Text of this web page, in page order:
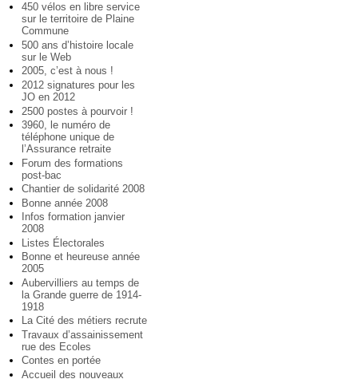
450 vélos en libre service
sur le territoire de Plaine
Commune
500 ans d’histoire locale
sur le Web
2005, c’est à nous !
2012 signatures pour les
JO en 2012
2500 postes à pourvoir !
3960, le numéro de
téléphone unique de
l’Assurance retraite
Forum des formations
post-bac
Chantier de solidarité 2008
Bonne année 2008
Infos formation janvier
2008
Listes Électorales
Bonne et heureuse année
2005
Aubervilliers au temps de
la Grande guerre de 1914-
1918
La Cité des métiers recrute
Travaux d’assainissement
rue des Ecoles
Contes en portée
Accueil des nouveaux